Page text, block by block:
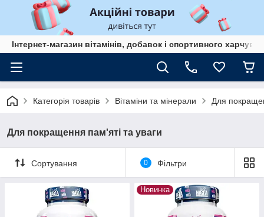
Інтернет-магазин вітамінів, добавок і спортивного
Категорія товарів Вітаміни та мінерали Для
Для покращення пам'яті та уваги
Сортування 0 Фільтри
Новинка